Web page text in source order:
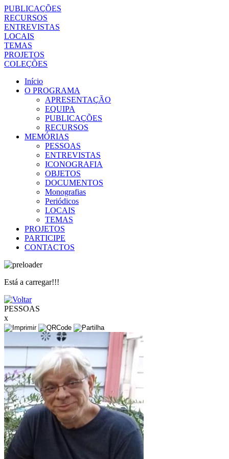
PUBLICAÇÕES
RECURSOS
ENTREVISTAS
LOCAIS
TEMAS
PROJETOS
COLEÇÕES
Início
O PROGRAMA
APRESENTAÇÃO
EQUIPA
PUBLICAÇÕES
RECURSOS
MEMÓRIAS
PESSOAS
ENTREVISTAS
ICONOGRAFIA
OBJETOS
DOCUMENTOS
Monografias
Periódicos
LOCAIS
TEMAS
PROJETOS
PARTICIPE
CONTACTOS
Está a carregar!!!
PESSOAS
x